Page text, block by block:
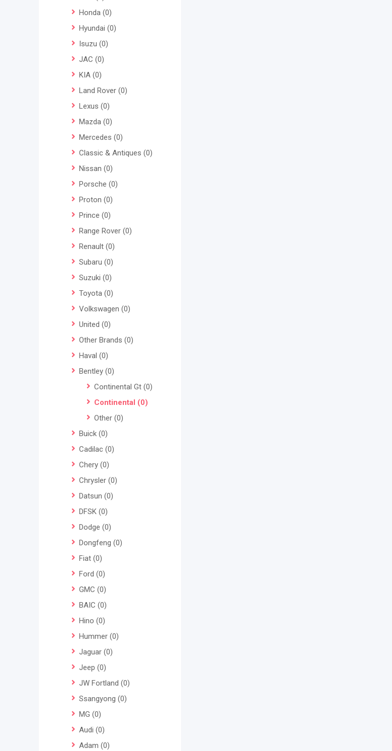
Honda (0)
Hyundai (0)
Isuzu (0)
JAC (0)
KIA (0)
Land Rover (0)
Lexus (0)
Mazda (0)
Mercedes (0)
Classic & Antiques (0)
Nissan (0)
Porsche (0)
Proton (0)
Prince (0)
Range Rover (0)
Renault (0)
Subaru (0)
Suzuki (0)
Toyota (0)
Volkswagen (0)
United (0)
Other Brands (0)
Haval (0)
Bentley (0)
Continental Gt (0)
Continental (0)
Other (0)
Buick (0)
Cadilac (0)
Chery (0)
Chrysler (0)
Datsun (0)
DFSK (0)
Dodge (0)
Dongfeng (0)
Fiat (0)
Ford (0)
GMC (0)
BAIC (0)
Hino (0)
Hummer (0)
Jaguar (0)
Jeep (0)
JW Fortland (0)
Ssangyong (0)
MG (0)
Audi (0)
Adam (0)